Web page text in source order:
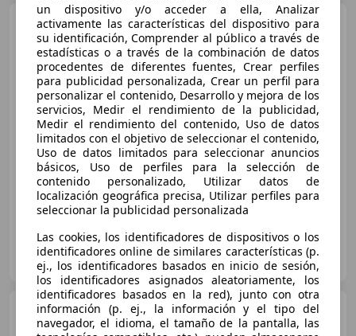
Mercedes-Benz C 63
AMG S Speedshift MCT 9G
€ 65.200 1
Súperoferta
03/2019 23.000 km Gasolina
375 kW (510 CV)
Advance precisión
ES-29651 MALAGA
Mercedes-Benz C 220
220d 4Matic 9G-Tronic
un dispositivo y/o acceder a ella, Analizar
activamente las características del dispositivo para
su identificación, Comprender al público a través de
estadísticas o a través de la combinación de datos
procedentes de diferentes fuentes, Crear perfiles
para publicidad personalizada, Crear un perfil para
personalizar el contenido, Desarrollo y mejora de los
servicios, Medir el rendimiento de la publicidad,
Medir el rendimiento del contenido, Uso de datos
limitados con el objetivo de seleccionar el contenido,
Uso de datos limitados para seleccionar anuncios
básicos, Uso de perfiles para la selección de
contenido personalizado, Utilizar datos de
localización geográfica precisa, Utilizar perfiles para
seleccionar la publicidad personalizada
Las cookies, los identificadores de dispositivos o los
identificadores online de similares características (p.
ej., los identificadores basados en inicio de sesión,
los identificadores asignados aleatoriamente, los
identificadores basados en la red), junto con otra
información (p. ej., la información y el tipo del
navegador, el idioma, el tamaño de la pantalla, las